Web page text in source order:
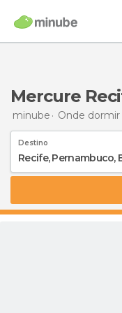
Mercure
minube Onde dormir
Destino